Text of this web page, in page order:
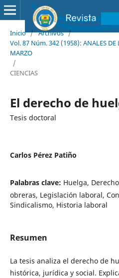
Inicio / Archivos /
Vol. 87 Núm. 342 (1958): ANALES DE
MARZO
/
CIENCIAS
El derecho de
Tesis doctoral
Carlos Pérez Patiño
Palabras clave: Huelga,
obreras, Legislación laboral,
Sindicalismo, Historia laboral
Resumen
La tesis analiza el derecho de
histórica, jurídica y social.